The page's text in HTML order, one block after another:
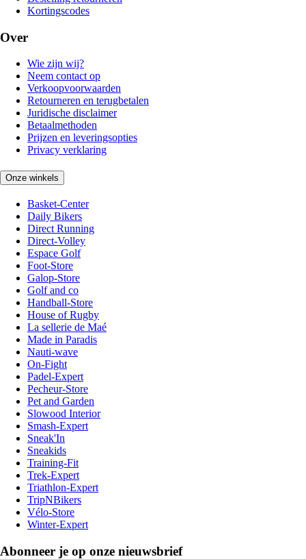
Kortingscodes
Over
Wie zijn wij?
Neem contact op
Verkoopvoorwaarden
Retourneren en terugbetalen
Juridische disclaimer
Betaalmethoden
Prijzen en leveringsopties
Privacy verklaring
Onze winkels
Basket-Center
Daily Bikers
Direct Running
Direct-Volley
Espace Golf
Foot-Store
Galop-Store
Golf and co
Handball-Store
House of Rugby
La sellerie de Maé
Made in Paradis
Nauti-wave
On-Fight
Padel-Expert
Pecheur-Store
Pet and Garden
Slowood Interior
Smash-Expert
Sneak'In
Sneakids
Training-Fit
Trek-Expert
Triathlon-Expert
TripNBikers
Vélo-Store
Winter-Expert
Abonneer je op onze nieuwsbrief